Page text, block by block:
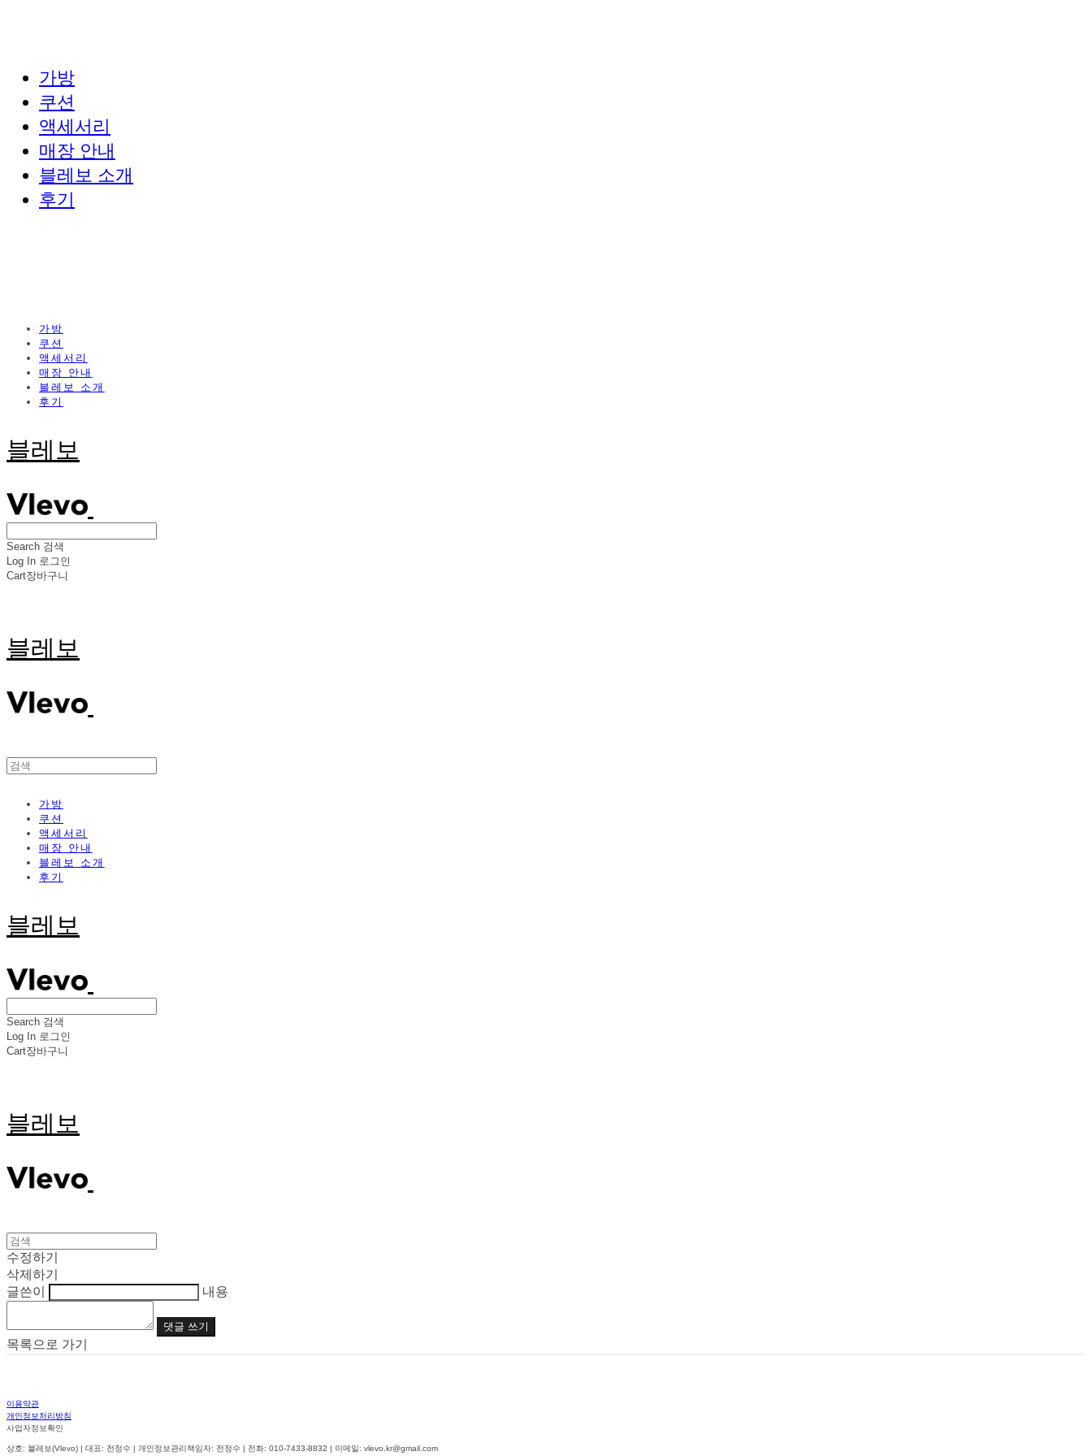
가방
쿠션
액세서리
매장 안내
블레보 소개
후기
가방
쿠션
액세서리
매장 안내
블레보 소개
후기
블레보
Search 검색
Log In 로그인
Cart장바구니
블레보
가방
쿠션
액세서리
매장 안내
블레보 소개
후기
블레보
Search 검색
Log In 로그인
Cart장바구니
블레보
수정하기
삭제하기
글쓴이
내용
댓글 쓰기
목록으로 가기
이용약관
개인정보처리방침
사업자정보확인
상호: 블레보(Vlevo) | 대표: 전정수 | 개인정보관리책임자: 전정수 | 전화: 010-7433-8832 | 이메일: vlevo.kr@gmail.com